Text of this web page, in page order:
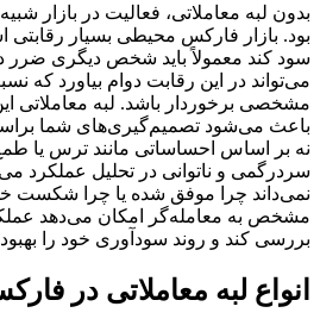
بدون لبه معاملاتی، فعالیت در بازار
بود. بازار فارکس محیطی بسیار رقابتی
سود کند معمولاً باید شخص دیگری ضرر
می‌تواند در این رقابت دوام بیاورد که
مشخصی برخوردار باشد. لبه معاملاتی
باعث می‌شود تصمیم‌گیری‌های شما
نه بر اساس احساساتی مانند ترس یا
سردرگمی و ناتوانی در تحلیل عملکرد
نمی‌داند چرا موفق شده یا چرا شکست
مشخص به معامله‌گر امکان می‌دهد
بررسی کند و روند سودآوری خود را
انواع لبه معاملاتی در